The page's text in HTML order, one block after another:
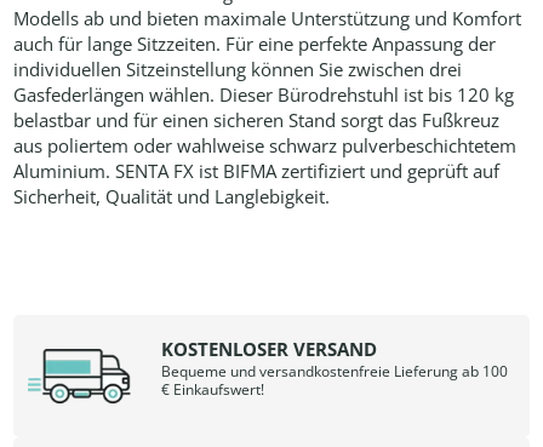
Modells ab und bieten maximale Unterstützung und Komfort
auch für lange Sitzzeiten. Für eine perfekte Anpassung der
individuellen Sitzeinstellung können Sie zwischen drei
Gasfederlängen wählen. Dieser Bürodrehstuhl ist bis 120 kg
belastbar und für einen sicheren Stand sorgt das Fußkreuz
aus poliertem oder wahlweise schwarz pulverbeschichtetem
Aluminium. SENTA FX ist BIFMA zertifiziert und geprüft auf
Sicherheit, Qualität und Langlebigkeit.
KOSTENLOSER VERSAND
Bequeme und versandkostenfreie Lieferung ab 100
€ Einkaufswert!